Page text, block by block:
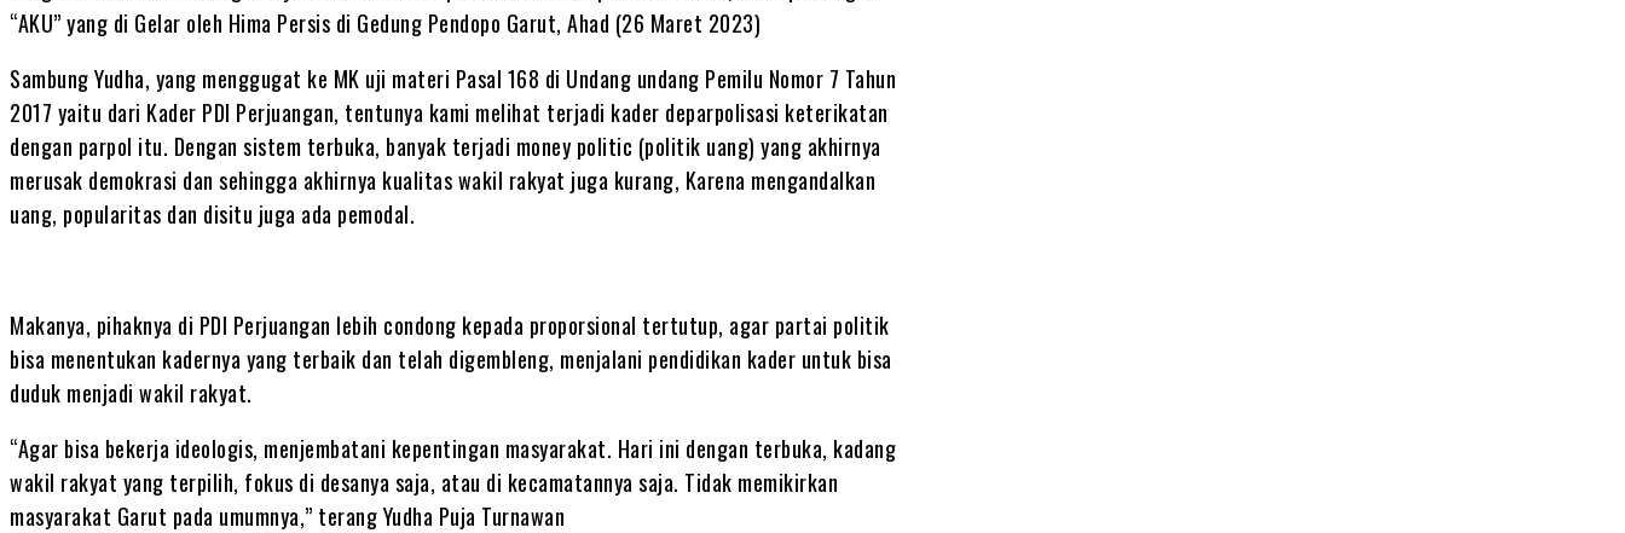
“AKU” yang di Gelar oleh Hima Persis di Gedung Pendopo Garut, Ahad (26 Maret 2023)
Sambung Yudha, yang menggugat ke MK uji materi Pasal 168 di Undang undang Pemilu Nomor 7 Tahun
2017 yaitu dari Kader PDI Perjuangan, tentunya kami melihat terjadi kader deparpolisasi keterikatan
dengan parpol itu. Dengan sistem terbuka, banyak terjadi money politic (politik uang) yang akhirnya
merusak demokrasi dan sehingga akhirnya kualitas wakil rakyat juga kurang, Karena mengandalkan
uang, popularitas dan disitu juga ada pemodal.
Makanya, pihaknya di PDI Perjuangan lebih condong kepada proporsional tertutup, agar partai politik
bisa menentukan kadernya yang terbaik dan telah digembleng, menjalani pendidikan kader untuk bisa
duduk menjadi wakil rakyat.
“Agar bisa bekerja ideologis, menjembatani kepentingan masyarakat. Hari ini dengan terbuka, kadang
wakil rakyat yang terpilih, fokus di desanya saja, atau di kecamatannya saja. Tidak memikirkan
masyarakat Garut pada umumnya,” terang Yudha Puja Turnawan